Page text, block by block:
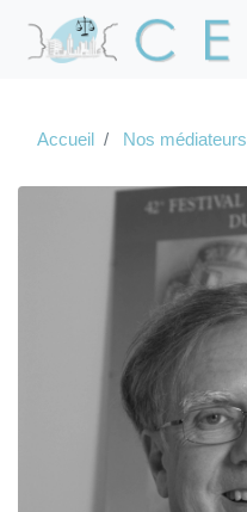
Accueil Nos médiateurs